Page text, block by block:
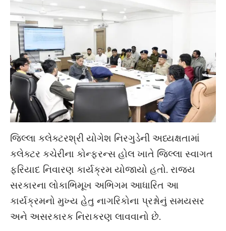
જિલ્લા કલેક્ટરશ્રી યોગેશ નિરગુડેની અધ્યક્ષતામાં
કલેક્ટર કચેરીના કોન્ફરન્સ હોલ ખાતે જિલ્લા સ્વાગત
ફરિયાદ નિવારણ કાર્યક્રમ યોજાયો હતો. રાજ્ય
સરકારના લોકાભિમૂખ અભિગમ આધારિત આ
કાર્યક્રમનો મુખ્ય હેતુ નાગરિકોના પ્રશ્નોનું સમયસર
અને અસરકારક નિરાકરણ લાવવાનો છે.